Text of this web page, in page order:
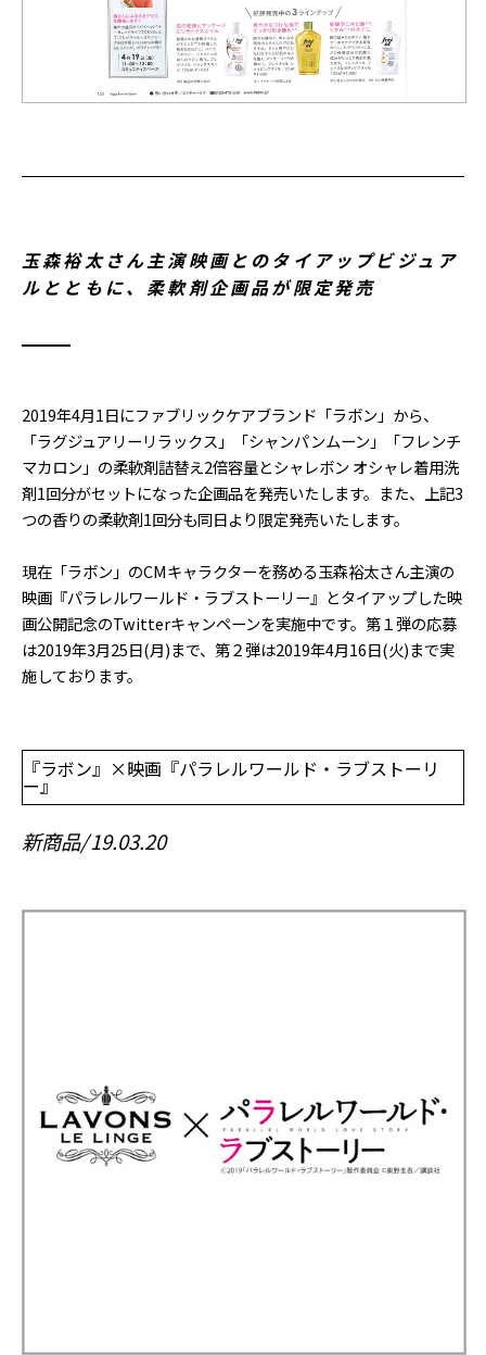
玉森裕太さん主演映画とのタイアップビジュア
ルとともに、柔軟剤企画品が限定発売
2019年4月1日にファブリックケアブランド「ラボン」から、
「ラグジュアリーリラックス」「シャンパンムーン」「フレンチ
マカロン」の柔軟剤詰替え2倍容量とシャレボン オシャレ着用洗
剤1回分がセットになった企画品を発売いたします。また、上記3
つの香りの柔軟剤1回分も同日より限定発売いたします。
現在「ラボン」のCMキャラクターを務める玉森裕太さん主演の
映画『パラレルワールド・ラブストーリー』とタイアップした映
画公開記念のTwitterキャンペーンを実施中です。第１弾の応募
は2019年3月25日(月)まで、第２弾は2019年4月16日(火)まで実
施しております。
『ラボン』×映画『パラレルワールド・ラブストーリ
ー』
新商品 19.03.20